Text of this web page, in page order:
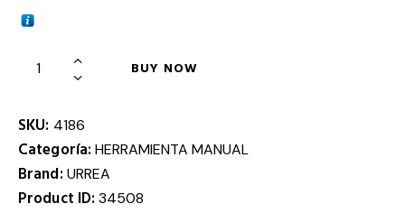
BUY NOW
SKU: 4186
Categoría:HERRAMIENTA MANUAL
Brand: URREA
Product ID:34508